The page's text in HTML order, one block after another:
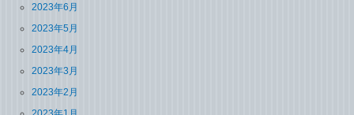
2023年6月
2023年5月
2023年4月
2023年3月
2023年2月